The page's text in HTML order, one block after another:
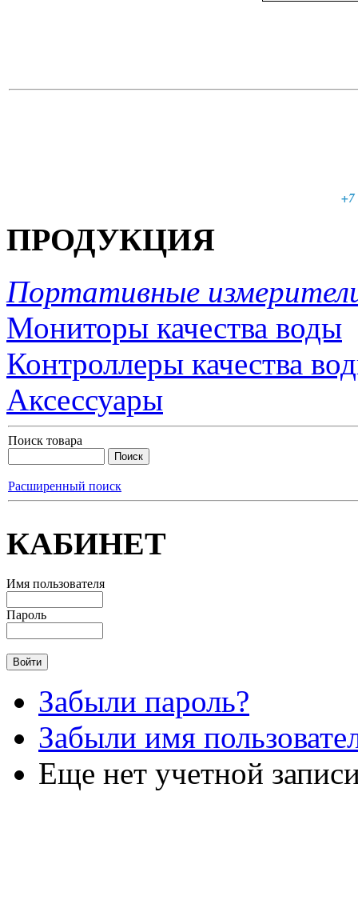
+7
ПРОДУКЦИЯ
Портативные
Мониторы качества воды
Контроллеры качества
Аксессуары
Поиск товара
Расширенный поиск
КАБИНЕТ
Имя пользователя
Пароль
Забыли пароль?
Забыли имя
Еще нет учетной